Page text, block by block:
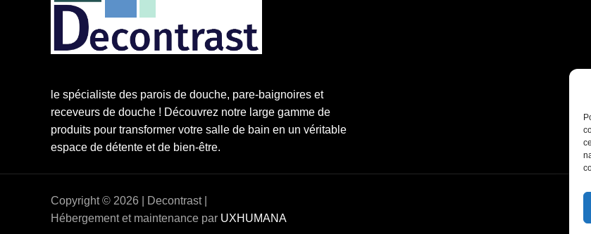
le spécialiste des parois de douche, pare-baignoires et
receveurs de douche ! Découvrez notre large gamme de
produits pour transformer votre salle de bain en un véritable
espace de détente et de bien-être.
Copyright © 2026 | Decontrast |
Hébergement et maintenance par UXHUMANA